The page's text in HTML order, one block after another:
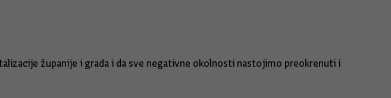
županije i grada i da sve negativne okolnosti nastojimo preokrenuti i